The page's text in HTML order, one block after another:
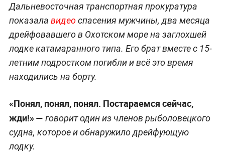
Дальневосточная транспортная прокуратура
показала видеоспасения мужчины, два месяца
дрейфовавшего в Охотском море на заглохшей
лодке катамаранного типа. Его брат вместе с 15-
летним подростком погибли и всё это время
находились на борту.
«Понял, понял, понял. Постараемся сейчас,
жди!» — говорит один из членов рыболовецкого
судна, которое и обнаружило дрейфующую
лодку.